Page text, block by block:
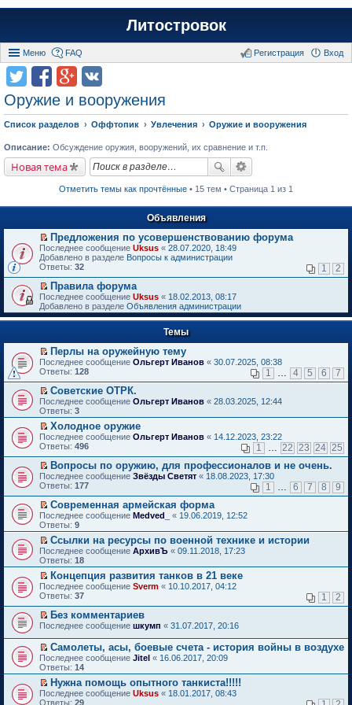
Литостровок
Меню FAQ Вход
Регистрация
Оружие и вооружения
Список разделов Оффтопик Увлечения Оружие и вооружения
Описание: Обсуждение оружия, вооружений, их сравнение и т.п.
Новая тема
Отметить темы как прочтённые • 15 тем • Страница 1 из 1
Объявления
П
е
р
й
т
и
к
п
в
о
м
у
н
е
п
р
о
ч
и
а
н
н
о
м
у
с
о
о
б
щ
е
н
и
ю
Предложения по усовершенствованию форума
Последнее сообщение Uksus « 28.07.2020, 18:49
Добавлено в разделе Вопросы к администрации
Ответы: 32 1 2
П
е
р
е
т
и
к
п
р
в
о
м
у
н
е
п
р
о
ч
т
а
н
н
о
м
у
с
о
о
б
щ
е
н
ю
Правила форума
Последнее сообщение Uksus « 18.02.2013, 08:17
Добавлено в разделе Объявления администрации
Темы
П
е
е
й
т
и
к
п
е
в
о
м
у
н
е
п
р
о
ч
и
т
а
н
н
о
м
у
о
о
б
щ
е
н
и
Перлы на оружейную тему
Последнее сообщение Ольгерт Иванов « 30.07.2025, 08:38
Ответы: 128 1 4 5 6 7
П
е
р
е
й
т
и
п
е
в
о
м
у
н
е
п
р
о
ч
и
т
а
н
о
м
у
с
о
о
б
Советские ОТРК.
Последнее сообщение Ольгерт Иванов « 28.03.2025, 12:44
Ответы: 3
П
е
е
й
т
и
к
п
е
р
в
о
м
у
н
е
п
р
о
ч
т
а
н
н
о
м
у
Холодное оружие
Последнее сообщение Ольгерт Иванов « 14.12.2023, 23:22
Ответы: 496 1 22 23 24 25
П
е
е
й
т
и
к
п
е
р
в
о
м
у
н
е
р
о
ч
и
т
а
н
Вопросы по оружию, для профессионалов и не очень.
Последнее сообщение Звёзды Светят « 18.08.2023, 17:30
Ответы: 177 1 6 7 8 9
П
е
р
е
й
т
и
к
п
е
р
в
о
у
н
е
п
р
о
ч
Современная армейская форма
Последнее сообщение Medved_ « 19.06.2019, 12:52
Ответы: 9
П
е
р
е
й
т
и
п
р
в
о
м
у
н
е
Ссылки на ресурсы по военной технике и истории
Последнее сообщение АрхивЪ « 09.11.2018, 17:23
Ответы: 18
П
е
е
й
т
и
к
п
е
р
в
о
Концепция развития танков в 21 веке
Последнее сообщение Sverm « 10.10.2017, 04:12
Ответы: 37 1 2
П
р
е
й
т
и
к
п
Без комментариев
Последнее сообщение шкумп « 31.07.2017, 20:16
П
е
р
е
й
т
Самолеты, асы, боевые счета - история войны в воздухе
Последнее сообщение Jitel « 16.06.2017, 20:09
Ответы: 14
П
е
Нужна помощь опытного танкиста!!!!!
Последнее сообщение Uksus « 18.01.2017, 08:43
Ответы: 29